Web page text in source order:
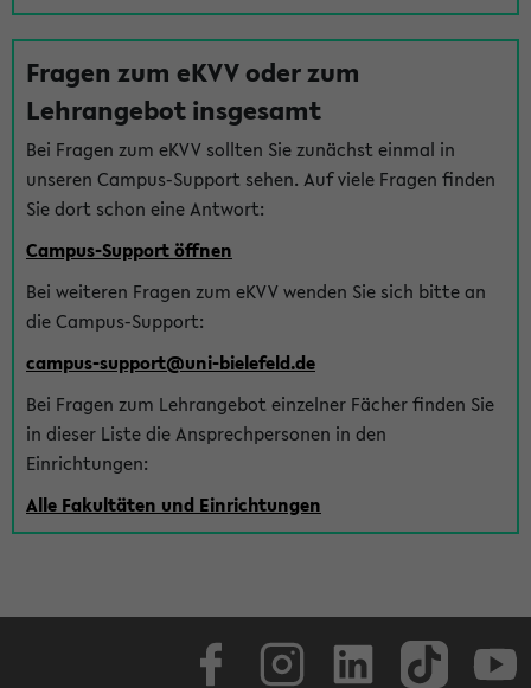
Fragen zum eKVV oder zum
Lehrangebot insgesamt
Bei Fragen zum eKVV sollten Sie zunächst einmal in
unseren Campus-Support sehen. Auf viele Fragen finden
Sie dort schon eine Antwort:
Campus-Support öffnen
Bei weiteren Fragen zum eKVV wenden Sie sich bitte an
die Campus-Support:
campus-support@uni-bielefeld.de
Bei Fragen zum Lehrangebot einzelner Fächer finden Sie
in dieser Liste die Ansprechpersonen in den
Einrichtungen:
Alle Fakultäten und Einrichtungen